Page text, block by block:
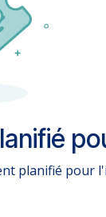
planifié pour